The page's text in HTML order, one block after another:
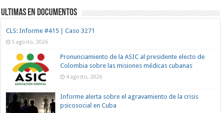
Ultimas en documentos
CLS: Informe #415 | Caso 3271
5 agosto, 2026
Pronunciamiento de la ASIC al presidente electo de
Colombia sobre las misiones médicas cubanas
4 agosto, 2026
Informe alerta sobre el agravamiento de la crisis
psicosocial en Cuba